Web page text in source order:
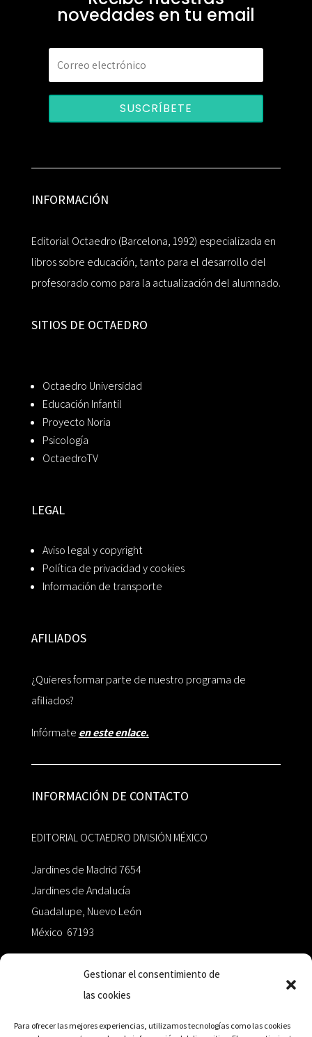
Gestionar el consentimiento de
las cookies
Para ofrecer las mejores experiencias, utilizamos tecnologías como las cookies
novedades en tu email
SUSCRÍBETE
INFORMACIÓN
Editorial Octaedro (Barcelona, 1992) especializada en
libros sobre educación, tanto para el desarrollo del
profesorado como para la actualización del alumnado.
SITIOS DE OCTAEDRO
Octaedro Universidad
Educación Infantil
Proyecto Noria
Psicología
OctaedroTV
LEGAL
Aviso legal y copyright
Política de privacidad y cookies
Información de transporte
AFILIADOS
¿Quieres formar parte de nuestro programa de
afiliados?
Infórmate en este enlace.
INFORMACIÓN DE CONTACTO
EDITORIAL OCTAEDRO DIVISIÓN MÉXICO
Jardines de Madrid 7654
Jardines de Andalucía
Guadalupe, Nuevo León
México 67193
+52 811.499.5638